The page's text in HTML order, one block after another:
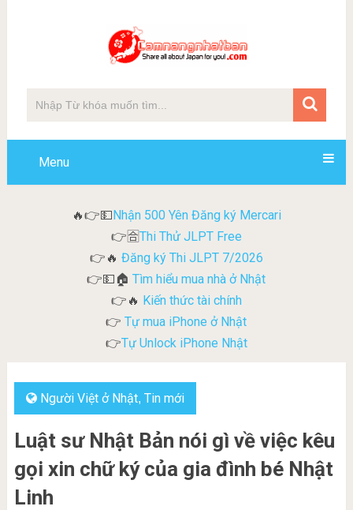
Menu
🔥👉💵Nhận 500 Yên Đăng ký Mercari
👉🈴Thi Thử JLPT Free
👉🔥 Đăng ký Thi JLPT 7/2026
👉💵🏠Tìm hiểu mua nhà ở Nhật
👉🔥 Kiến thức tài chính
👉 Tự mua iPhone ở Nhật
👉Tự Unlock iPhone Nhật
Người Việt ở Nhật, Tin mới
Luật sư Nhật Bản nói gì về việc kêu
gọi xin chữ ký của gia đình bé Nhật
Linh